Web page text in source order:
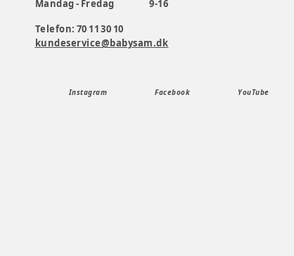
Mandag - Fredag
9-16
Telefon: 70 11 30 10
kundeservice@babysam.dk
Instagram Facebook YouTube